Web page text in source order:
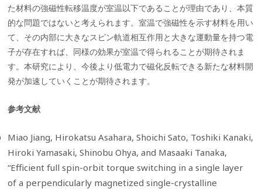
た材料の強磁性転移温度が室温以下であることが理由であり、本質
的な問題ではないと考えられます。室温で強磁性を示す材料を用い
て、その内部に大きなスピン軌道相互作用と大きな運動量を持つ電
子が存在すれば、同様の効果が室温で得られることが期待されま
す。本研究により、今後より低電力で磁化反転できる新たな材料開
発が加速していくことが期待されます。
参考文献
Miao Jiang, Hirokatsu Asahara, Shoichi Sato, Toshiki Kanaki,
Hiroki Yamasaki, Shinobu Ohya, and Masaaki Tanaka,
“Efficient full spin-orbit torque switching in a single layer
of a perpendicularly magnetized single-crystalline